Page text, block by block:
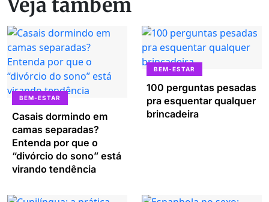
Veja também
BEM-ESTAR
Casais dormindo em
camas separadas?
Entenda por que o
“divórcio do sono” está
virando tendência
BEM-ESTAR
100 perguntas pesadas
pra esquentar qualquer
brincadeira